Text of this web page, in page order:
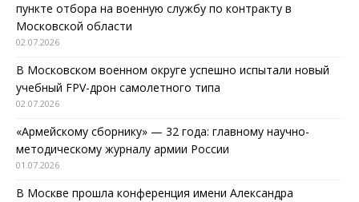
пункте отбора на военную службу по контракту в
Московской области
02.07.2026
В Московском военном округе успешно испытали новый
учебный FPV-дрон самолетного типа
02.07.2026
«Армейскому сборнику» — 32 года: главному научно-
методическому журналу армии России
01.07.2026
В Москве прошла конференция имени Александра